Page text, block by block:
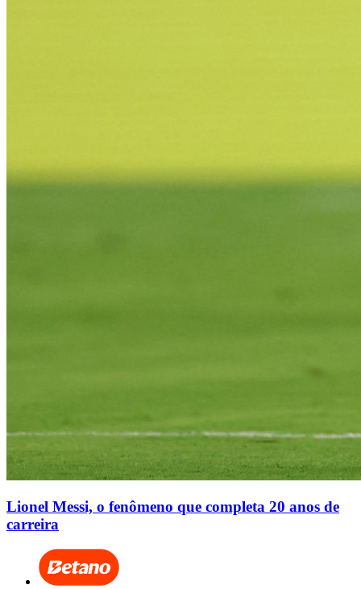
Lionel Messi, o fenômeno que completa 20 anos de
carreira